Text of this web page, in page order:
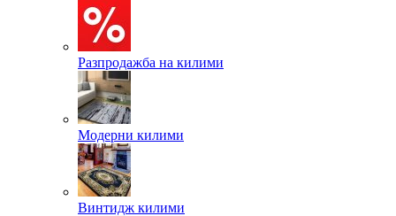
Разпродажба на килими
Модерни килими
Винтидж килими